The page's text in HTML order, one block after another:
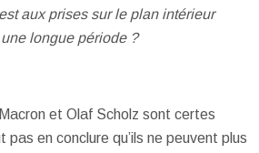
aux prises sur le plan intérieur
une longue période ?
et Olaf Scholz sont certes
pas en conclure qu’ils ne peuvent plus